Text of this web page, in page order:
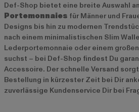
Def-Shop bietet eine breite Auswahl an
Portemonnaies für Männer und
Designs bis hin zu modernen
nach einem minimalistischen Slim
Lederportemonnaie oder einem
suchst – bei Def-Shop findest Du
Accessoire. Der schnelle Versand
Bestellung in kürzester Zeit bei Dir
zuverlässige Kundenservice Dir bei